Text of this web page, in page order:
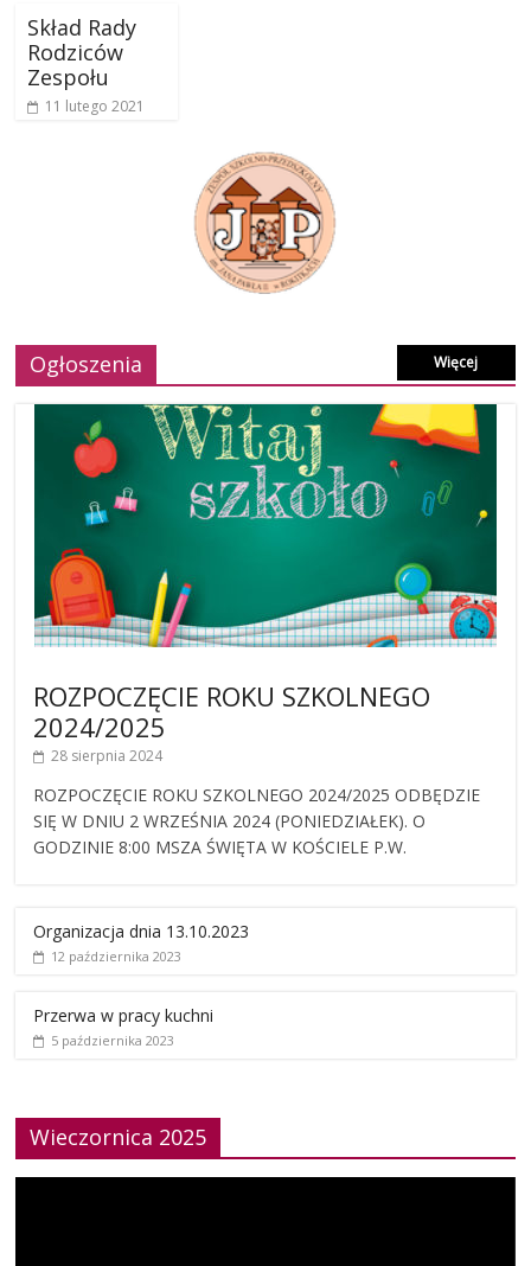
Skład Rady
Rodziców
Zespołu
11 lutego 2021
Ogłoszenia Więcej
ROZPOCZĘCIE ROKU SZKOLNEGO
2024/2025
28 sierpnia 2024
ROZPOCZĘCIE ROKU SZKOLNEGO 2024/2025 ODBĘDZIE
SIĘ W DNIU 2 WRZEŚNIA 2024 (PONIEDZIAŁEK). O
GODZINIE 8:00 MSZA ŚWIĘTA W KOŚCIELE P.W.
Organizacja dnia 13.10.2023
12 października 2023
Przerwa w pracy kuchni
5 października 2023
Wieczornica 2025